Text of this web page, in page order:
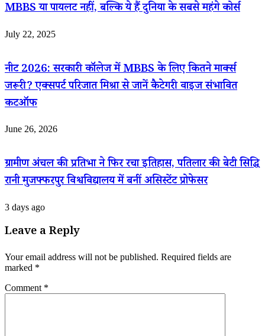
MBBS या पायलट नहीं, बल्कि ये हैं दुनिया के सबसे महंगे कोर्स
July 22, 2025
नीट 2026: सरकारी कॉलेज में MBBS के लिए कितने मार्क्स
जरूरी? एक्सपर्ट परिजात मिश्रा से जानें कैटेगरी वाइज संभावित
कटऑफ
June 26, 2026
ग्रामीण अंचल की प्रतिभा ने फिर रचा इतिहास, पतिलार की बेटी सिद्धि
रानी मुजफ्फरपुर विश्वविद्यालय में बनीं असिस्टेंट प्रोफेसर
3 days ago
Leave a Reply
Your email address will not be published. Required fields are
marked *
Comment *